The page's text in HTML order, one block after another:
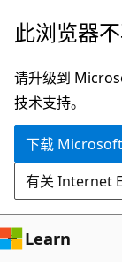
跳
主
要
内
此浏览器
请升级到
技术支持。
下载
有关 Internet
Learn